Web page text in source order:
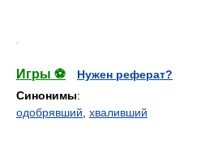
Игры ⚽
Нужен реферат?
Синонимы:
одобрявший хваливший